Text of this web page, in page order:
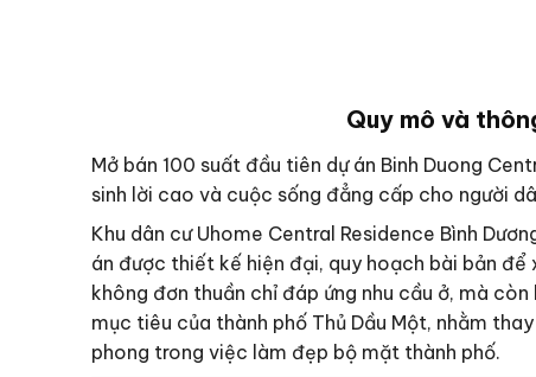
Quy mô và
Mở bán 100 suất đầu tiên dự án Binh Duong
sinh lời cao và cuộc sống đẳng cấp cho người
Khu dân cư Uhome Central Residence Bình
án được thiết kế hiện đại, quy hoạch bài bản để
không đơn thuần chỉ đáp ứng nhu cầu ở, mà
mục tiêu của thành phố Thủ Dầu Một, nhằm
phong trong việc làm đẹp bộ mặt thành phố.